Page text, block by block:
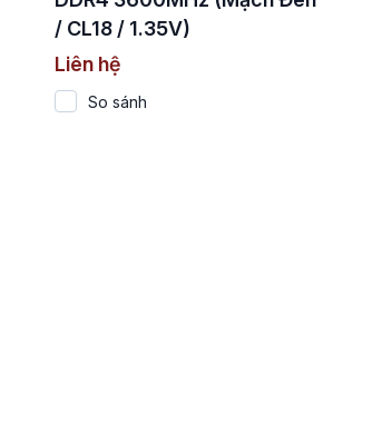
/ CL18 / 1.35V)
Liên hệ
So sánh